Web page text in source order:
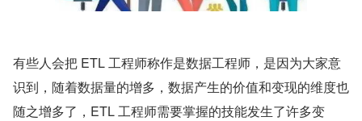
有些人会把 ETL 工程师称作是数据工程师，是因为大家意
识到，随着数据量的增多，数据产生的价值和变现的维度也
随之增多了，ETL 工程师需要掌握的技能发生了许多变